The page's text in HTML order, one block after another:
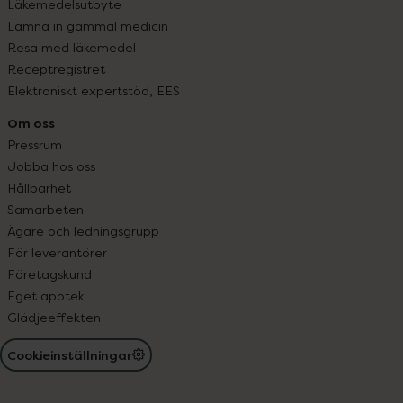
Läkemedelsutbyte
Lämna in gammal medicin
Resa med läkemedel
Receptregistret
Elektroniskt expertstöd, EES
Om oss
Pressrum
Jobba hos oss
Hållbarhet
Samarbeten
Ägare och ledningsgrupp
För leverantörer
Företagskund
Eget apotek
Glädjeeffekten
Cookieinställningar